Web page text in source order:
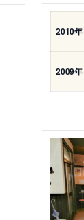
2010年
2009年